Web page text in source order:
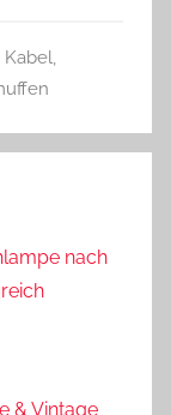
Kabel,
nach
& Vintage